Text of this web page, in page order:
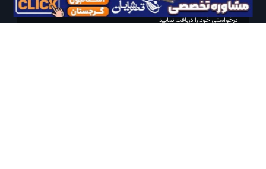
درخواست سفر خود را در مدت زمان دلخواه ثبت و پیامک بهترین آفر مربوط به تور
درخواستی خود را دریافت نمایید